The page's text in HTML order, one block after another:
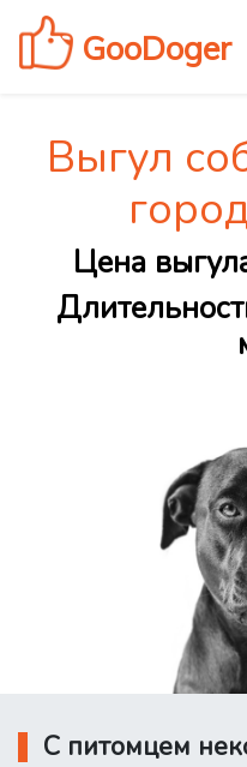
GooDoger
Выгул
Цена
С питомцем